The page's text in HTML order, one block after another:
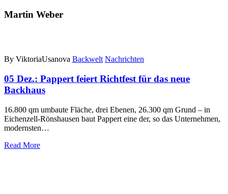
Martin Weber
By ViktoriaUsanova Backwelt Nachrichten
05 Dez.: Pappert feiert Richtfest für das neue
Backhaus
16.800 qm umbaute Fläche, drei Ebenen, 26.300 qm Grund – in
Eichenzell-Rönshausen baut Pappert eine der, so das Unternehmen,
modernsten…
Read More